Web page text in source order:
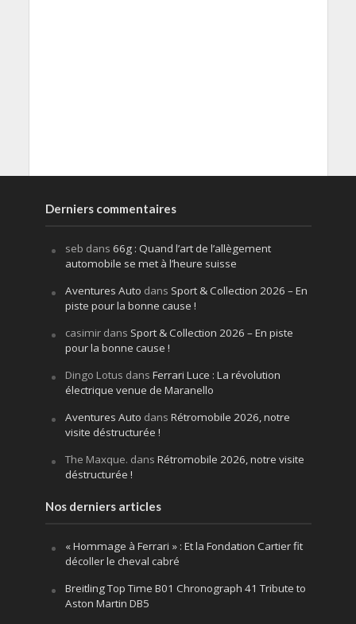
Derniers commentaires
seb dans 66g : Quand l’art de l’allègement
automobile se met à l’heure suisse
Aventures Auto dans Sport & Collection 2026 – En
piste pour la bonne cause !
casimirdans Sport & Collection 2026 – En piste
pour la bonne cause !
Dingo Lotus dans Ferrari Luce : La révolution
électrique venue de Maranello
Aventures Auto dans Rétromobile 2026, notre
visite déstructurée !
The Maxque. dans Rétromobile 2026, notre visite
déstructurée !
Nos derniers articles
« Hommage à Ferrari » : Et la Fondation Cartier fit
décoller le cheval cabré
Breitling Top Time B01 Chronograph 41 Tribute to
Aston Martin DB5